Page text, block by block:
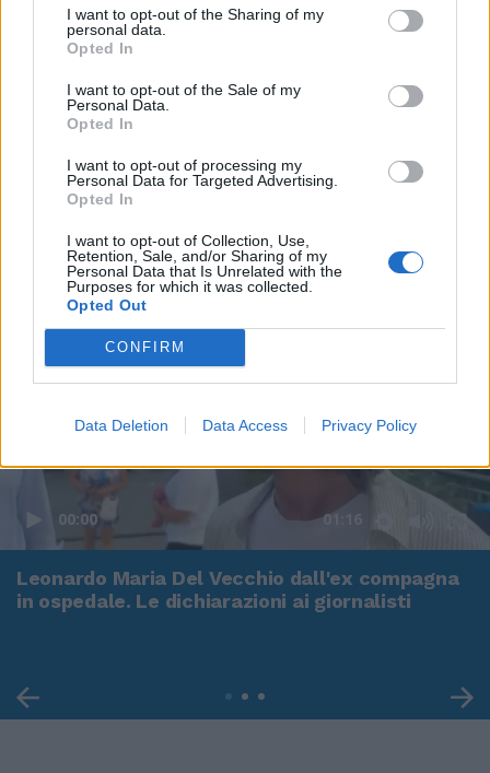
I want to opt-out of the Sharing of my
personal data.
Opted In
I want to opt-out of the Sale of my
Personal Data.
Opted In
I want to opt-out of processing my
Personal Data for Targeted Advertising.
Opted In
I want to opt-out of Collection, Use,
Retention, Sale, and/or Sharing of my
Personal Data that Is Unrelated with the
Purposes for which it was collected.
Opted Out
CONFIRM
Data Deletion Data Access Privacy Policy
00:00 01:16
Leonardo Maria Del Vecchio dall'ex compagna
in ospedale. Le dichiarazioni ai giornalisti